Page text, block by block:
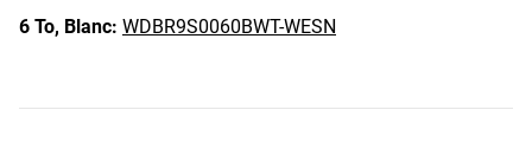
6 To, Blanc: WDBR9S0060BWT-WESN